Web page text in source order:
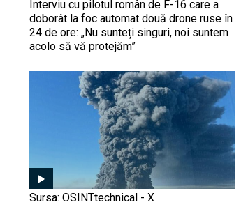
Interviu cu pilotul român de F-16 care a
doborât la foc automat două drone ruse în
24 de ore: „Nu sunteți singuri, noi suntem
acolo să vă protejăm”
Sursa: OSINTtechnical - X